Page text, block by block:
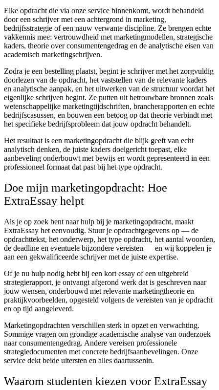
Elke opdracht die via onze service binnenkomt, wordt behandeld
door een schrijver met een achtergrond in marketing,
bedrijfsstrategie of een nauw verwante discipline. Ze brengen echte
vakkennis mee: vertrouwdheid met marketingmodellen, strategische
kaders, theorie over consumentengedrag en de analytische eisen van
academisch marketingschrijven.
Zodra je een bestelling plaatst, begint je schrijver met het zorgvuldig
doorlezen van de opdracht, het vaststellen van de relevante kaders
en analytische aanpak, en het uitwerken van de structuur voordat het
eigenlijke schrijven begint. Ze putten uit betrouwbare bronnen zoals
wetenschappelijke marketingtijdschriften, brancherapporten en echte
bedrijfscasussen, en bouwen een betoog op dat theorie verbindt met
het specifieke bedrijfsprobleem dat jouw opdracht behandelt.
Het resultaat is een marketingopdracht die blijk geeft van echt
analytisch denken, de juiste kaders doelgericht toepast, elke
aanbeveling onderbouwt met bewijs en wordt gepresenteerd in een
professioneel formaat dat past bij het type opdracht.
Doe mijn marketingopdracht: Hoe
ExtraEssay helpt
Als je op zoek bent naar hulp bij je marketingopdracht, maakt
ExtraEssay het eenvoudig. Stuur je opdrachtgegevens op — de
opdrachttekst, het onderwerp, het type opdracht, het aantal woorden,
de deadline en eventuele bijzondere vereisten — en wij koppelen je
aan een gekwalificeerde schrijver met de juiste expertise.
Of je nu hulp nodig hebt bij een kort essay of een uitgebreid
strategierapport, je ontvangt afgerond werk dat is geschreven naar
jouw wensen, onderbouwd met relevante marketingtheorie en
praktijkvoorbeelden, opgesteld volgens de vereisten van je opdracht
en op tijd aangeleverd.
Marketingopdrachten verschillen sterk in opzet en verwachting.
Sommige vragen om grondige academische analyse van onderzoek
naar consumentengedrag. Andere vereisen professionele
strategiedocumenten met concrete bedrijfsaanbevelingen. Onze
service dekt beide uitersten en alles daartussenin.
Waarom studenten kiezen voor ExtraEssay